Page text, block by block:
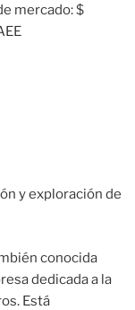
mercado: $
y exploración de
conocida
dedicada a la
Está